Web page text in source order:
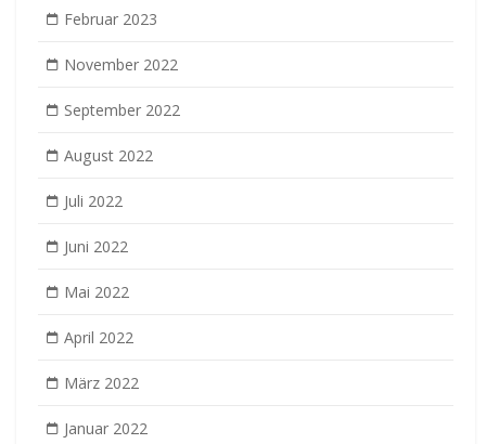
Februar 2023
November 2022
September 2022
August 2022
Juli 2022
Juni 2022
Mai 2022
April 2022
März 2022
Januar 2022